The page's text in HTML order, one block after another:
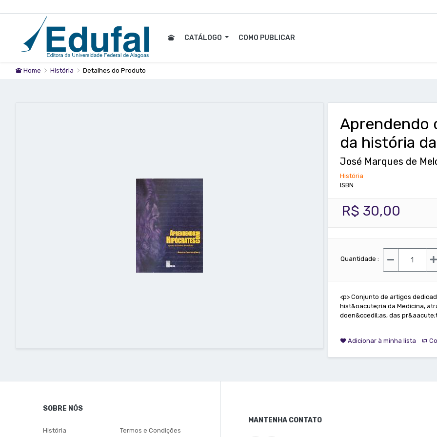
CATÁLOGO COMO PUBLICAR
Home História Detalhes do Produto
Aprendendo
da história
José Marques de
História
ISBN
R$ 30,00
Quantidade :
<p> Conjunto de artigos
hist&oacute;ria da Medicina,
doen&ccedil;as, das
Adicionar à minha lista
SOBRE NÓS
História Termos e Condições
MANTENHA CONTATO